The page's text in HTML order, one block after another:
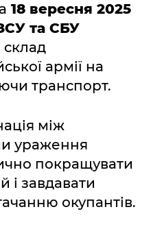
18 вересня 2025
та СБУ
армії на
транспорт.
між
ураження
покращувати
і завдавати
окупантів.